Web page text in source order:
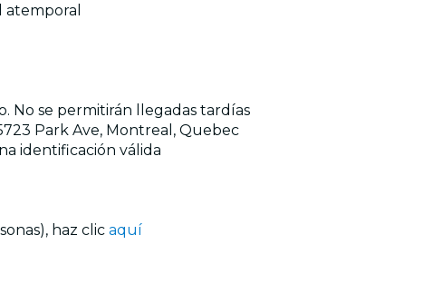
No se permitirán llegadas tardías
Park Ave, Montreal, Quebec
identificación válida
haz clic aquí